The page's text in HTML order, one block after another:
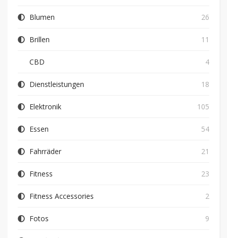
Blumen 26
Brillen 11
CBD 4
Dienstleistungen 18
Elektronik 105
Essen 54
Fahrräder 21
Fitness 23
Fitness Accessories 2
Fotos 9